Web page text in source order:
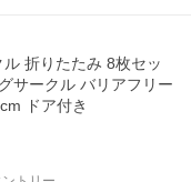
折りたたみ 8枚セッ
サークル バリアフリー
ドア付き